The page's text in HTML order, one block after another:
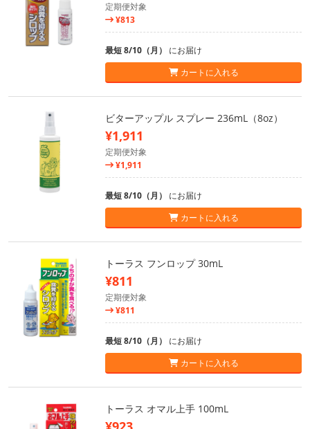
定期便対象
¥813
最短 8/10（月） にお届け
カートに入れる
ビターアップル スプレー 236mL（8oz）
¥1,911
定期便対象
¥1,911
最短 8/10（月） にお届け
カートに入れる
トーラス フンロップ 30mL
¥811
定期便対象
¥811
最短 8/10（月） にお届け
カートに入れる
トーラス オマル上手 100mL